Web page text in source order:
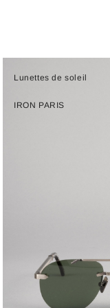
Lunettes de soleil
IRON PARIS